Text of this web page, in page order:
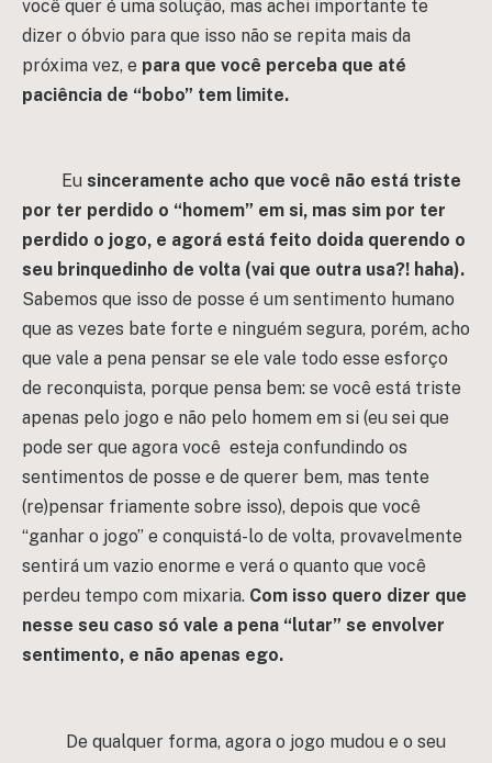
você quer é uma solução, mas achei importante te
dizer o óbvio para que isso não se repita mais da
próxima vez, e para que você perceba que até
paciência de “bobo” tem limite.
Eu sinceramente acho que você não está triste
por ter perdido o “homem” em si, mas sim por ter
perdido o jogo, e agorá está feito doida querendo o
seu brinquedinho de volta (vai que outra usa?! haha).
Sabemos que isso de posse é um sentimento humano
que as vezes bate forte e ninguém segura, porém, acho
que vale a pena pensar se ele vale todo esse esforço
de reconquista, porque pensa bem: se você está triste
apenas pelo jogo e não pelo homem em si (eu sei que
pode ser que agora você esteja confundindo os
sentimentos de posse e de querer bem, mas tente
(re)pensar friamente sobre isso), depois que você
“ganhar o jogo” e conquistá-lo de volta, provavelmente
sentirá um vazio enorme e verá o quanto que você
perdeu tempo com mixaria. Com isso quero dizer que
nesse seu caso só vale a pena “lutar” se envolver
sentimento, e não apenas ego.
De qualquer forma, agora o jogo mudou e o seu